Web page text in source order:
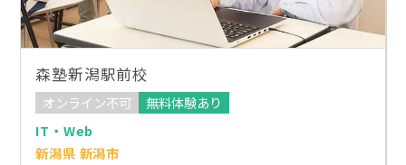
森塾新潟駅前校
オンライン不可
無料体験あり
IT・Web
新潟県 新潟市